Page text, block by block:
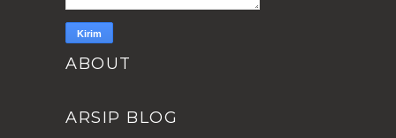
ABOUT
ARSIP BLOG